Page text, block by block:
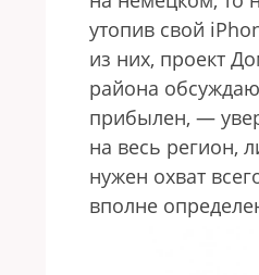
утопив свой
из них, проект
района
прибылен, —
на весь регион,
нужен охват
вполне